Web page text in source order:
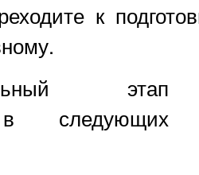
к
этап
следующих